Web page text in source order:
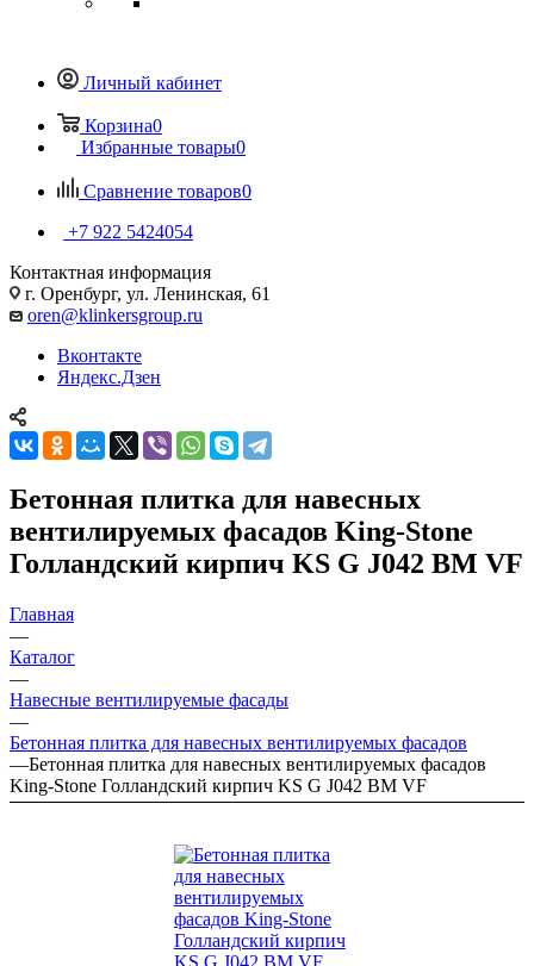
Личный кабинет
Корзина0
Избранные товары0
Сравнение товаров0
+7 922 5424054
Контактная информация
г. Оренбург, ул. Ленинская, 61
oren@klinkersgroup.ru
Вконтакте
Яндекс.Дзен
Бетонная плитка для навесных
вентилируемых фасадов King-Stone
Голландский кирпич KS G J042 BM VF
Главная
—
Каталог
—
Навесные вентилируемые фасады
—
Бетонная плитка для навесных вентилируемых фасадов
—Бетонная плитка для навесных вентилируемых фасадов
King-Stone Голландский кирпич KS G J042 BM VF